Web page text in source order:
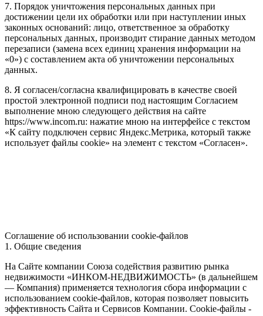
7. Порядок уничтожения персональных данных при
достижении цели их обработки или при наступлении иных
законных оснований: лицо, ответственное за обработку
персональных данных, производит стирание данных методом
перезаписи (замена всех единиц хранения информации на
«0») с составлением акта об уничтожении персональных
данных.
8. Я согласен/согласна квалифицировать в качестве своей
простой электронной подписи под настоящим Согласием
выполнение мною следующего действия на сайте
https://www.incom.ru: нажатие мною на интерфейсе с текстом
«К сайту подключен сервис Яндекс.Метрика, который также
использует файлы cookie» на элемент с текстом «Согласен».
Соглашение об использовании cookie-файлов
1. Общие сведения
На Сайте компании Союза содействия развитию рынка
недвижимости «ИНКОМ-НЕДВИЖИМОСТЬ» (в дальнейшем
— Компания) применяется технология сбора информации с
использованием cookie-файлов, которая позволяет повысить
эффективность Сайта и Сервисов Компании. Сookie-файлы -